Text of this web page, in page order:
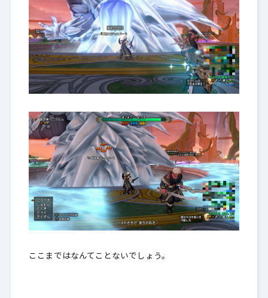
ここまではなんてことないでしょう。